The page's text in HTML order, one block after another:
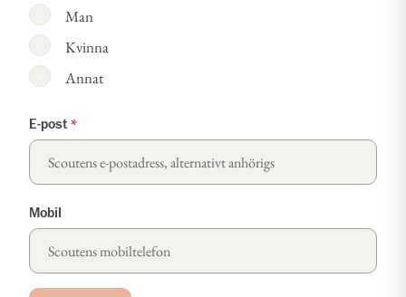
Man
Kvinna
Annat
E-post *
Mobil